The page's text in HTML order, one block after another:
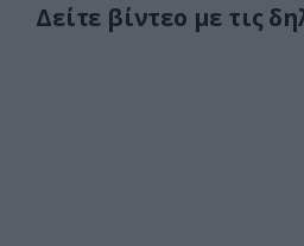
Δείτε βίντεο με τις